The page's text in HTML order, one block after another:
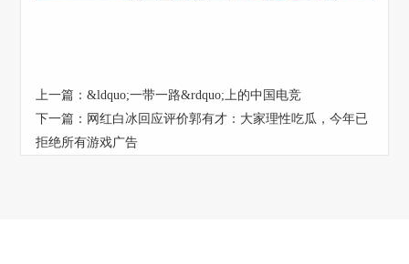
上一篇：&ldquo;一带一路&rdquo;上的中国电竞
下一篇： 网红白冰回应评价郭有才：大家理性吃瓜，今年已
拒绝所有游戏广告